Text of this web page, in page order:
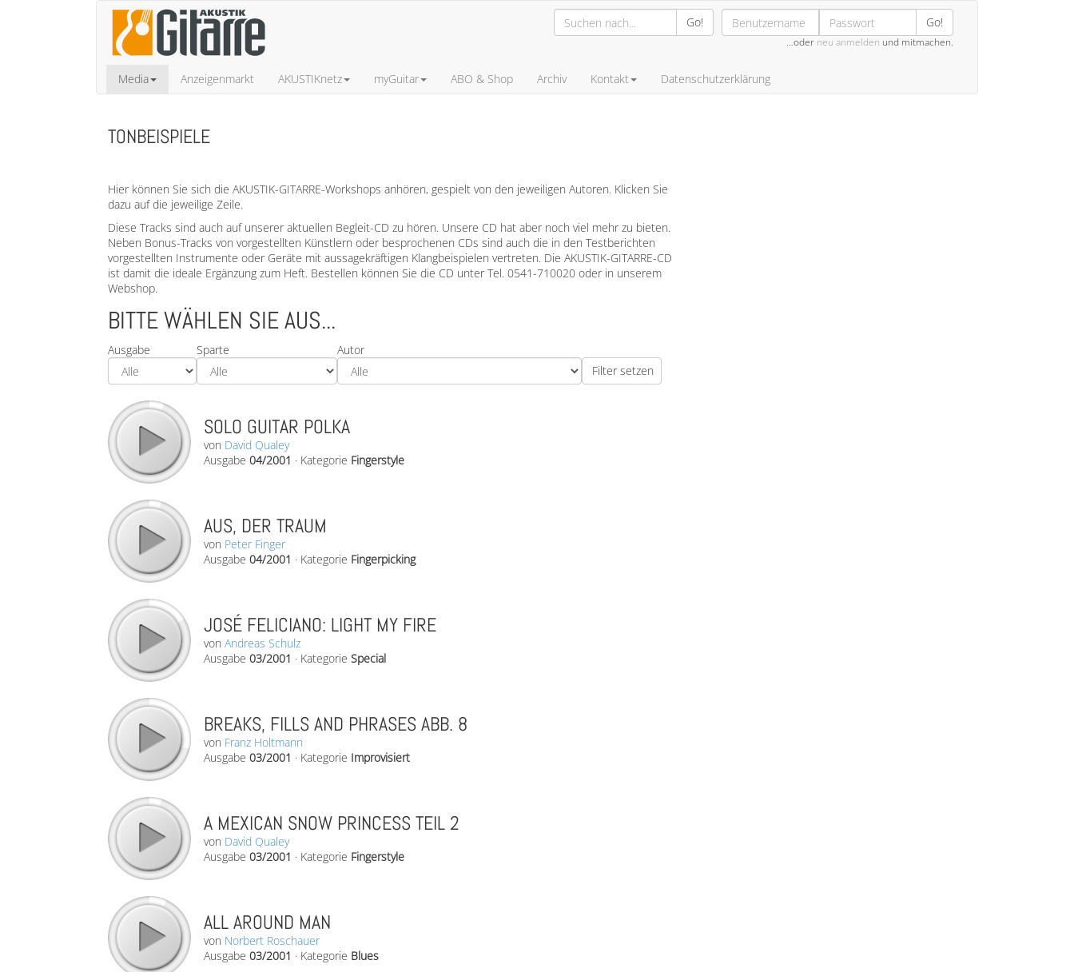
Go! Go!
…oder neu anmelden und mitmachen.
Media Anzeigenmarkt AKUSTIKnetz myGuitar ABO & Shop Archiv Kontakt Datenschutzerklärung
TONBEISPIELE
Hier können Sie sich die AKUSTIK-GITARRE-Workshops anhören, gespielt von den jeweiligen Autoren. Klicken Sie
dazu auf die jeweilige Zeile.
Diese Tracks sind auch auf unserer aktuellen Begleit-CD zu hören. Unsere CD hat aber noch viel mehr zu bieten.
Neben Bonus-Tracks von vorgestellten Künstlern oder besprochenen CDs sind auch die in den Testberichten
vorgestellten Instrumente oder Geräte mit aussagekräftigen Klangbeispielen vertreten. Die AKUSTIK-GITARRE-CD
ist damit die ideale Ergänzung zum Heft. Bestellen können Sie die CD unter Tel. 0541-710020 oder in unserem
Webshop.
BITTE WÄHLEN SIE AUS...
Ausgabe Sparte Autor
SOLO GUITAR POLKA
von David Qualey
Ausgabe 04/2001 · Kategorie Fingerstyle
AUS, DER TRAUM
von Peter Finger
Ausgabe 04/2001 · Kategorie Fingerpicking
JOSÉ FELICIANO: LIGHT MY FIRE
von Andreas Schulz
Ausgabe 03/2001 · Kategorie Special
BREAKS, FILLS AND PHRASES ABB. 8
von Franz Holtmann
Ausgabe 03/2001 · Kategorie Improvisiert
A MEXICAN SNOW PRINCESS TEIL 2
von David Qualey
Ausgabe 03/2001 · Kategorie Fingerstyle
ALL AROUND MAN
von Norbert Roschauer
Ausgabe 03/2001 · Kategorie Blues